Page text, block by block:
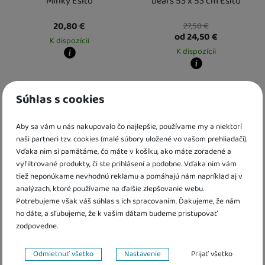
Súhlas s cookies
Aby sa vám u nás nakupovalo čo najlepšie, používame my a niektorí
naši partneri tzv. cookies (malé súbory uložené vo vašom prehliadači).
Vďaka nim si pamätáme, čo máte v košíku, ako máte zoradené a
vyfiltrované produkty, či ste prihlásení a podobne. Vďaka nim vám
tiež neponúkame nevhodnú reklamu a pomáhajú nám napríklad aj v
analýzach, ktoré používame na ďalšie zlepšovanie webu.
Potrebujeme však váš súhlas s ich spracovaním. Ďakujeme, že nám
ho dáte, a sľubujeme, že k vašim dátam budeme pristupovať
zodpovedne.
Nastavenie súhlasov s kategóriami cookies
Odmietnuť všetko Nastavenie Prijať všetko
20,80€
K dispozícii
Osobný odber vo výdajnom mieste14. 8.
27,50€
od 24,50€
K dispozícii
Kdy zboží dostanete?
Osobný odber vo výdajnom mieste
Organizér na postieľku
TinyTidy modrý New Baby
23,80€
Luxusný vreckár na postieľku
31,60€